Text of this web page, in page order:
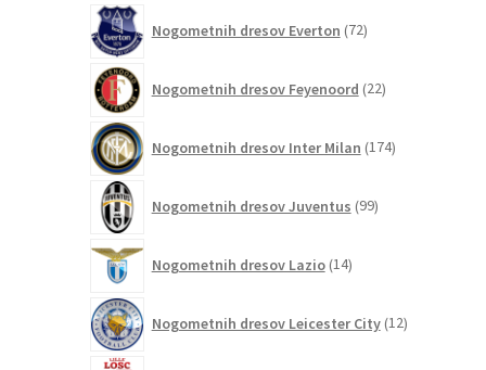
Nogometnih dresov Everton 72izdelkov
Nogometnih dresov Feyenoord 22izdelkov
Nogometnih dresov Inter Milan 174izdelkov
Nogometnih dresov Juventus 99izdelkov
Nogometnih dresov Lazio 14izdelkov
Nogometnih dresov Leicester City 12izdelkov